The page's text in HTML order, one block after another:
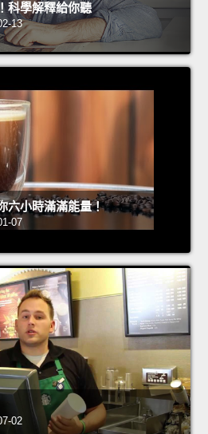
科學解釋給你聽
13
六小時滿滿能量！
07
02